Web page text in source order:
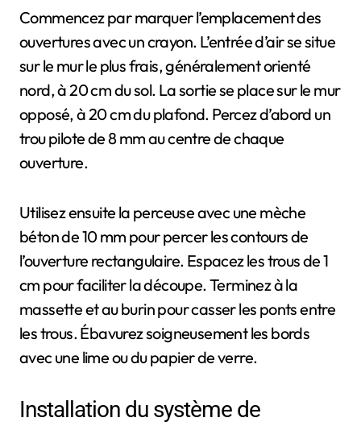
Commencez par marquer l’emplacement des
ouvertures avec un crayon. L’entrée d’air se situe
sur le mur le plus frais, généralement orienté
nord, à 20 cm du sol. La sortie se place sur le mur
opposé, à 20 cm du plafond. Percez d’abord un
trou pilote de 8 mm au centre de chaque
ouverture.
Utilisez ensuite la perceuse avec une mèche
béton de 10 mm pour percer les contours de
l’ouverture rectangulaire. Espacez les trous de 1
cm pour faciliter la découpe. Terminez à la
massette et au burin pour casser les ponts entre
les trous. Ébavurez soigneusement les bords
avec une lime ou du papier de verre.
Installation du système de